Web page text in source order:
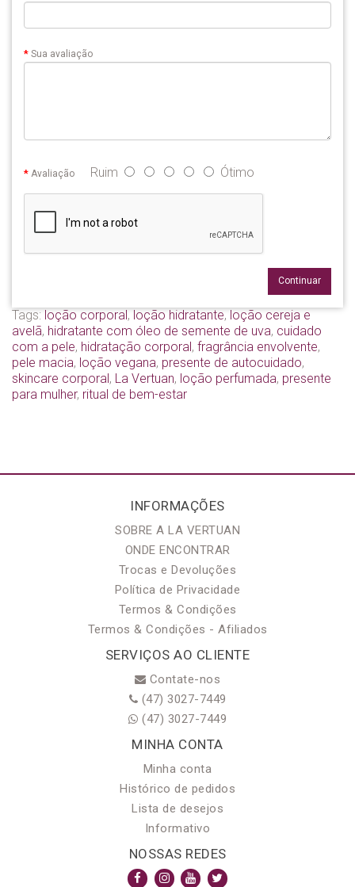
Sua avaliação
Avaliação Ruim Ótimo
Continuar
Tags: loção corporal, loção hidratante, loção cereja e
avelã, hidratante com óleo de semente de uva, cuidado
com a pele, hidratação corporal, fragrância envolvente,
pele macia, loção vegana, presente de autocuidado,
skincare corporal, La Vertuan, loção perfumada, presente
para mulher, ritual de bem-estar
INFORMAÇÕES
SOBRE A LA VERTUAN
ONDE ENCONTRAR
Trocas e Devoluções
Política de Privacidade
Termos & Condições
Termos & Condições - Afiliados
SERVIÇOS AO CLIENTE
Contate-nos
(47) 3027-7449
(47) 3027-7449
MINHA CONTA
Minha conta
Histórico de pedidos
Lista de desejos
Informativo
NOSSAS REDES